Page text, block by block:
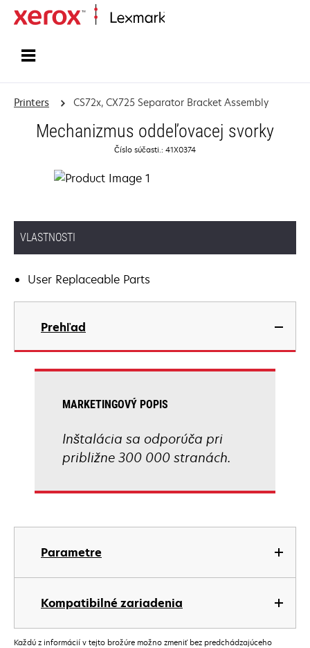
Printers CS72x, CX725 Separator Bracket Assembly
Mechanizmus oddeľovacej svorky
Číslo súčasti.: 41X0374
VLASTNOSTI
User Replaceable Parts
Prehľad
Parametre
Kompatibilné zariadenia
MARKETINGOVÝ POPIS
Inštalácia sa odporúča pri
približne 300 000 stranách.
Každú z informácií v tejto brožúre možno zmeniť bez predchádzajúceho